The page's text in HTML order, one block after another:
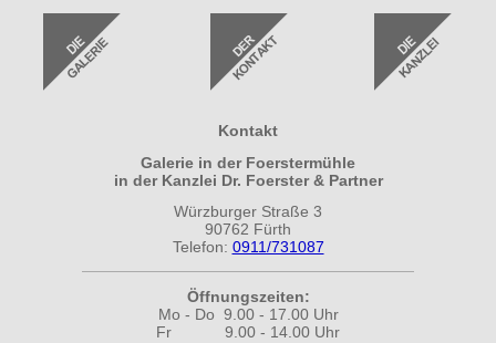
Kontakt
Galerie in der Foerstermühle
in der Kanzlei Dr. Foerster & Partner
Würzburger Straße 3
90762 Fürth
Telefon: 0911/731087
Öffnungszeiten:
Mo - Do 9.00 - 17.00 Uhr
Fr 9.00 - 14.00 Uhr